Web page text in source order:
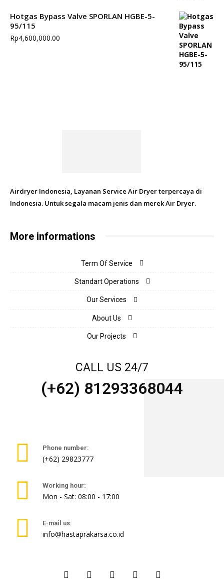
Hotgas Bypass Valve SPORLAN HGBE-5-
95/115
Rp4,600,000.00
Airdryer Indonesia, Layanan Service Air Dryer terpercaya di
Indonesia. Untuk segala macam jenis dan merek Air Dryer.
More informations
Term Of Service
Standart Operations
Our Services
About Us
Our Projects
CALL US 24/7
(+62) 81293368044
Phone number:
(+62) 29823777
Working hour:
Mon - Sat: 08:00 - 17:00
E-mail us:
info@hastaprakarsa.co.id